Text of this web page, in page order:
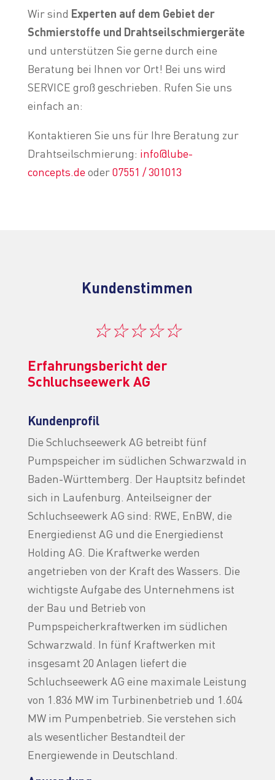
Wir sind Experten auf dem Gebiet der
Schmierstoffe und Drahtseilschmiergeräte
und unterstützen Sie gerne durch eine
Beratung bei Ihnen vor Ort! Bei uns wird
SERVICE groß geschrieben. Rufen Sie uns
einfach an:
Kontaktieren Sie uns für Ihre Beratung zur
Drahtseilschmierung: info@lube-
concepts.deoder07551 / 301013
Kundenstimmen
☆☆☆☆☆
Erfahrungsbericht der
Schluchseewerk AG
Kundenprofil
Die Schluchseewerk AG betreibt fünf
Pumpspeicher im südlichen Schwarzwald in
Baden-Württemberg. Der Hauptsitz befindet
sich in Laufenburg. Anteilseigner der
Schluchseewerk AG sind: RWE, EnBW, die
Energiedienst AG und die Energiedienst
Holding AG. Die Kraftwerke werden
angetrieben von der Kraft des Wassers. Die
wichtigste Aufgabe des Unternehmens ist
der Bau und Betrieb von
Pumpspeicherkraftwerken im südlichen
Schwarzwald. In fünf Kraftwerken mit
insgesamt 20 Anlagen liefert die
Schluchseewerk AG eine maximale Leistung
von 1.836 MW im Turbinenbetrieb und 1.604
MW im Pumpenbetrieb. Sie verstehen sich
als wesentlicher Bestandteil der
Energiewende in Deutschland.